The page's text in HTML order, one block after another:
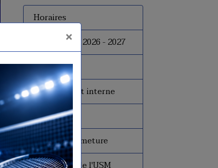
Horaires
Inscriptions 2026 - 2027
Tarifs
Le règlement interne
Le bureau
Dates de fermeture
×